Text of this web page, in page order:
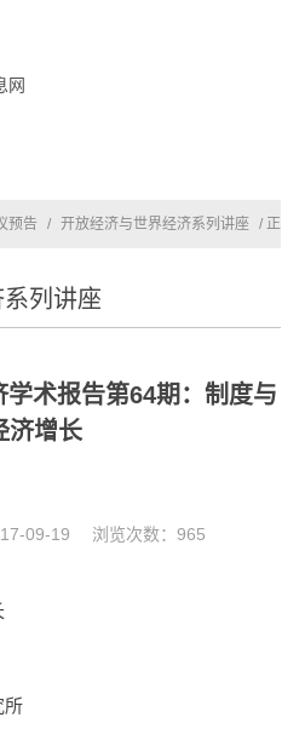
网
预告 / 开放经济与世界经济系列讲座 / 正
列讲座
术报告第64期：制度与
济增长
09-19 浏览次数： 965
所